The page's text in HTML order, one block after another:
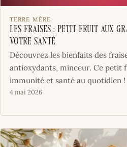
TERRE MÈRE
Les fraises : petit fruit aux
votre santé
Découvrez les bienfaits des
antioxydants, minceur. Ce petit
immunité et santé au quotidien !
4 mai 2026